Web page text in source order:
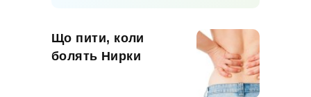
Що пити, коли
болять Нирки